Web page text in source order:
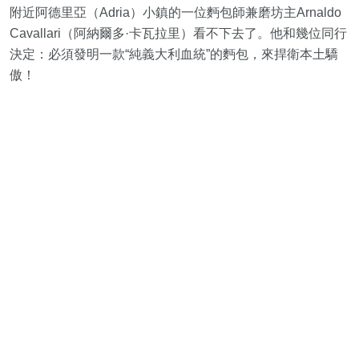
附近阿德里亞（Adria）小鎮的一位麪包師兼磨坊主Arnaldo
Cavallari（阿納爾多·卡瓦拉里）看不下去了。他和幾位同行
決定：必須發明一款“純義大利血統”的麪包，來捍衛本土驕
傲！